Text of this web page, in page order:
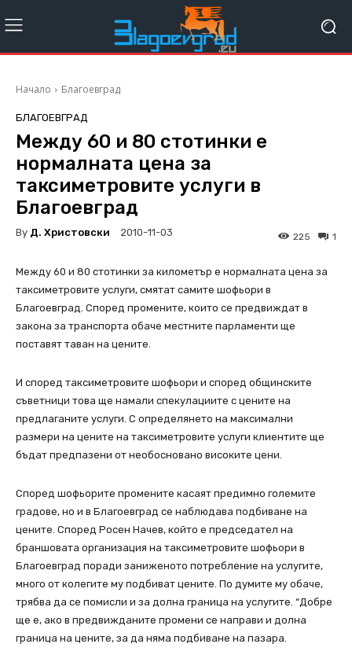
Начало Благоевград
БЛАГОЕВГРАД
Между 60 и 80 стотинки е
нормалната цена за
таксиметровите услуги в
Благоевград
By Д. Христовски 2010-11-03 1
225
Между 60 и 80 стотинки за километър е нормалната цена за
таксиметровите услуги, смятат самите шофьори в
Благоевград. Според промените, които се предвиждат в
закона за транспорта обаче местните парламенти ще
поставят таван на цените.
И според таксиметровите шофьори и според общинските
съветници това ще намали спекулациите с цените на
предлаганите услуги. С определянето на максимални
размери на цените на таксиметровите услуги клиентите ще
бъдат предпазени от необосновано високите цени.
Според шофьорите промените касаят предимно големите
градове, но и в Благоевград се наблюдава подбиване на
цените. Според Росен Начев, който е председател на
браншовата организация на таксиметровите шофьори в
Благоевград поради заниженото потребление на услугите,
много от колегите му подбиват цените. По думите му обаче,
трябва да се помисли и за долна граница на услугите. “Добре
ще е, ако в предвижданите промени се направи и долна
граница на цените, за да няма подбиване на пазара.